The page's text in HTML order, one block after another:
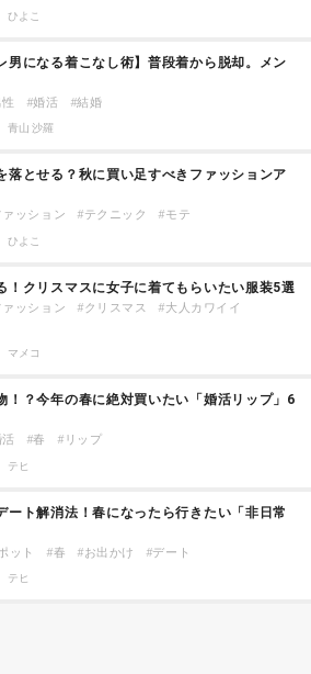
ひよこ
男になる着こなし術】普段着から脱却。メン
性 婚活 結婚
青山 沙羅
落とせる？秋に買い足すべきファッションア
ァッション テクニック モテ
ひよこ
！クリスマスに女子に着てもらいたい服装5選
ァッション クリスマス 大人カワイイ
マメコ
！？今年の春に絶対買いたい「婚活リップ」6
活 春 リップ
テヒ
ート解消法！春になったら行きたい「非日常
ット 春 お出かけ デート
テヒ